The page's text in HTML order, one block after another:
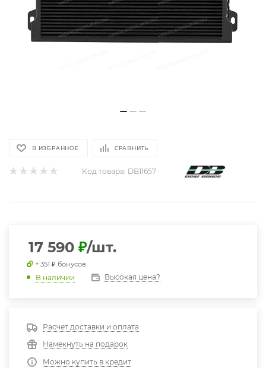
В ИЗБРАННОЕ СРАВНИТЬ
Код товара: DB11657
17 590 ₽/шт.
+ 351 ₽ бонусов
В наличии Высокая цена?
Расчет доставки и оплата
Намекнуть на подарок
Можно купить в кредит